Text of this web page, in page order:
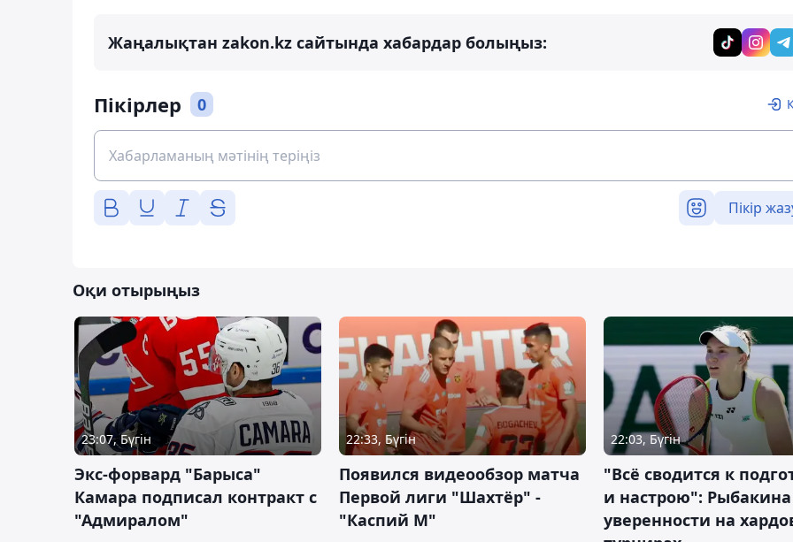
Жаңалықтан zakon.kz сайтында хабардар болыңыз:
Пікірлер 0
Пікір
Оқи отырыңыз
23:07, Бүгін
Экс-форвард "Барыса"
Камара подписал контракт с
"Адмиралом"
22:33, Бүгін
Появился видеообзор матча
Первой лиги "Шахтёр" -
"Каспий М"
22:03, Бүгін
"Всё сводится к
и настрою": Рыбакина
уверенности на